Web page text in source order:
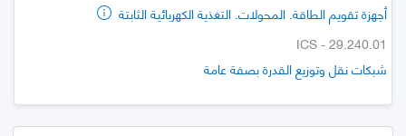
أجهزة تقويم الطاقة. المحولات. التغذية الكهربائية الثابتة
ICS - 29.240.01
شبكات نقل وتوزيع القدرة بصفة عامة